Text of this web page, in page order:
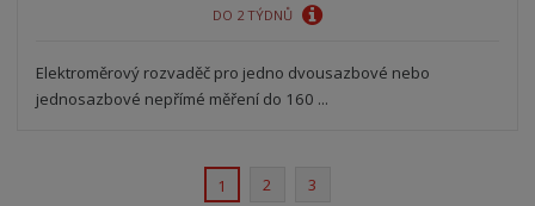
DO 2 TÝDNŮ
Elektroměrový rozvaděč pro jedno dvousazbové nebo
jednosazbové nepřímé měření do 160 ...
1 2 3